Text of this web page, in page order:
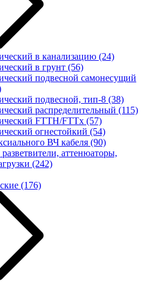
в канализацию (24)
в грунт (56)
подвесной самонесущий
подвесной, тип-8 (38)
распределительный (115)
FTTH/FTTx (57)
огнестойкий (54)
ВЧ кабеля (90)
аттенюаторы,
(242)
(176)